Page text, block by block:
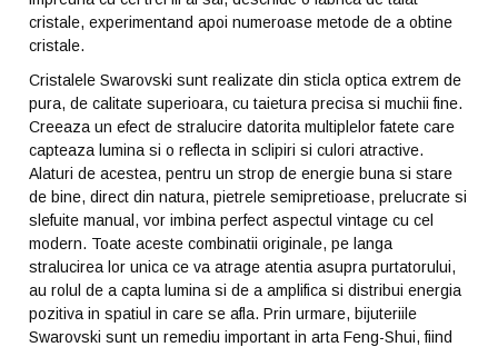
cristale, experimentand apoi numeroase metode de a obtine
cristale.
Cristalele Swarovski sunt realizate din sticla optica extrem de
pura, de calitate superioara, cu taietura precisa si muchii fine.
Creeaza un efect de stralucire datorita multiplelor fatete care
capteaza lumina si o reflecta in sclipiri si culori atractive.
Alaturi de acestea, pentru un strop de energie buna si stare
de bine, direct din natura, pietrele semipretioase, prelucrate si
slefuite manual, vor imbina perfect aspectul vintage cu cel
modern. Toate aceste combinatii originale, pe langa
stralucirea lor unica ce va atrage atentia asupra purtatorului,
au rolul de a capta lumina si de a amplifica si distribui energia
pozitiva in spatiul in care se afla. Prin urmare, bijuteriile
Swarovski sunt un remediu important in arta Feng-Shui, fiind